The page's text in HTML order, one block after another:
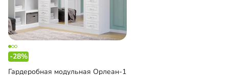
-28%
Гардеробная модульная Орлеан-1